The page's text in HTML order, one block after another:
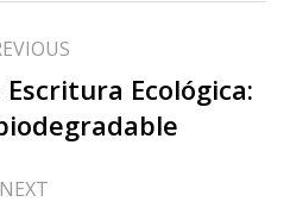
Ecológica:
NEXT